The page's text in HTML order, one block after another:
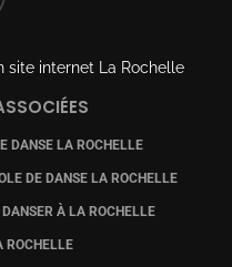
site internet La Rochelle
DANSE LA ROCHELLE
DE DANSE LA ROCHELLE
DANSER À LA ROCHELLE
ROCHELLE